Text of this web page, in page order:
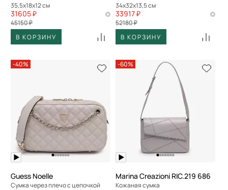
35,5x18x12 см
31605 ₽
45150 ₽
В КОРЗИНУ
34x32x13,5 см
33917 ₽
52180 ₽
В КОРЗИНУ
-40%
Guess Noelle
Сумка через плечо с цепочкой
-60%
Marina Creazioni RIC.219 686
Кожаная сумка